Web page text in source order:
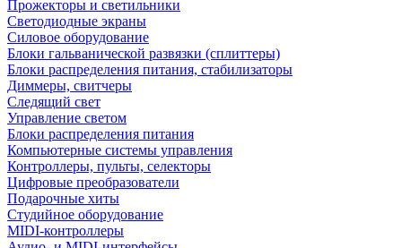
Прожекторы и светильники
Светодиодные экраны
Силовое оборудование
Блоки гальванической развязки (сплиттеры)
Блоки распределения питания, стабилизаторы
Диммеры, свитчеры
Следящий свет
Управление светом
Блоки распределения питания
Компьютерные системы управления
Контроллеры, пульты, селекторы
Цифровые преобразователи
Подарочные хиты
Студийное оборудование
MIDI-контроллеры